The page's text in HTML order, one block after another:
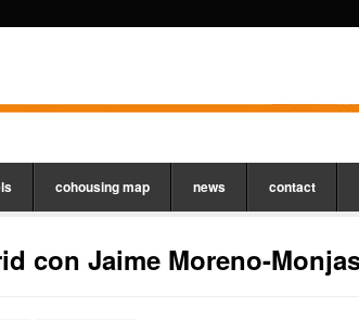
cohousing map news contact
con Jaime Moreno-